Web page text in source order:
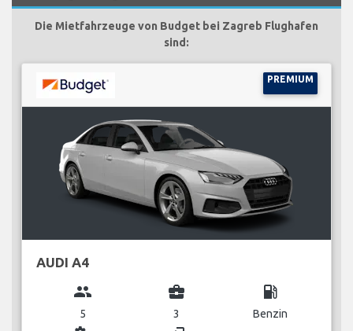
Die Mietfahrzeuge von Budget bei Zagreb Flughafen
sind:
PREMIUM
AUDI A4
group
5
business_center
3
local_gas_station
Benzin